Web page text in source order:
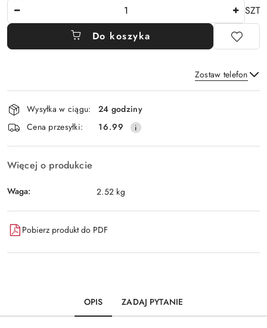
SZT
Do koszyka
Zostaw telefon
Wyślij
Dostępność
i
dostawa
Wysyłka w ciągu:
24 godziny
Cena przesyłki:
16.99
Więcej o produkcie
Waga: 2.52 kg
Pobierz produkt do PDF
OPIS ZADAJ PYTANIE